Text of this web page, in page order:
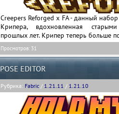
Creepers Reforged x FA - данный
Крипера, вдохновленная
прошлых лет. Крипер теперь больше
Просмотров: 31
POSE EDITOR
Рубрика: Fabric / 1.21.11 / 1.21.10